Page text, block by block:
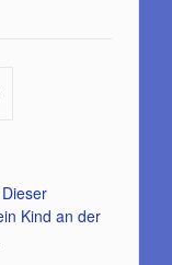
Kind an der